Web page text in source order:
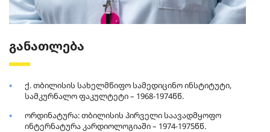
განათლება
ქ. თბილისის სახელმწიფო სამედიცინო ინსტიტუტი,
სამკურნალო ფაკულტეტი – 1968-1974წწ.
ორდინატურა: თბილისის პირველი საავადმყოფო
ინტერნატურა კარდიოლოგიაში – 1974-1975წწ.